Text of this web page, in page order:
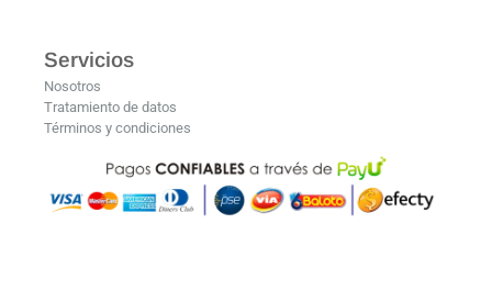
Servicios
Nosotros
Tratamiento de datos
Términos y condiciones